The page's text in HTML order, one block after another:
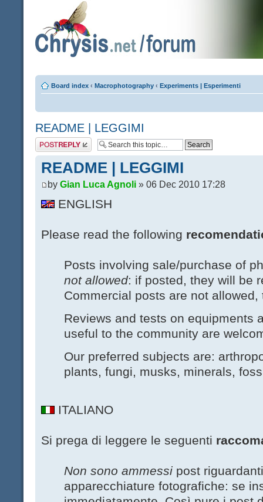
Board index ‹ Macrophotography ‹ Experiments | Esperimenti
README | LEGGIMI
Post a reply
README | LEGGIMI
by Gian Luca Agnoli » 06 Dec 2010 17:28
ENGLISH
Please read the following
Posts involving sale/purchase of
not allowed: if posted, they will be
Commercial posts are not allowed,
Reviews and tests on equipments
useful to the community are
Our preferred subjects are:
plants, fungi, musks, minerals,
ITALIANO
Si prega di leggere le seguenti
Non sono ammessi post
apparecchiature fotografiche: se